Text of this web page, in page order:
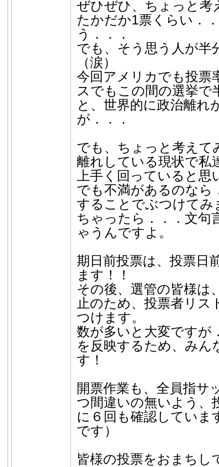
ぜひぜひ、ちょっと考
たかだか1票くらい．
う．．．
でも、そう思う人が半
（涙）
今回アメリカでも投票
スでもこの間の選挙で
と、世界的に政治離れ
が．．．
でも、ちょっと考えて
離れしている現状で私
上手く回っていると
でも不満があるのなら
することでぶつけて
ちゃったら．．．文句
ゃうんですよ。
期日前投票は、投票日
ます！！
その後、選管の皆様は
止のため、投票者リス
つけます。
数が多いと大変ですが
を反映するため、みん
す！
開票作業も、全員指サ
つ間違いの無いよう、
に６回も確認していま
です）
皆様の投票をおまちし